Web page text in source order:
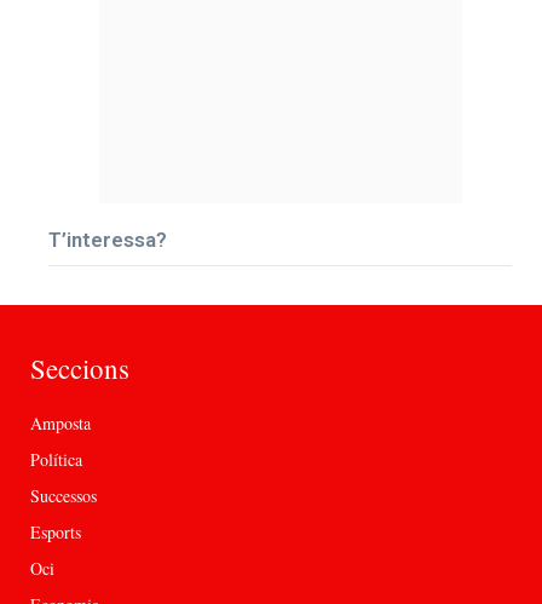
T’interessa?
Seccions
Amposta
Política
Successos
Esports
Oci